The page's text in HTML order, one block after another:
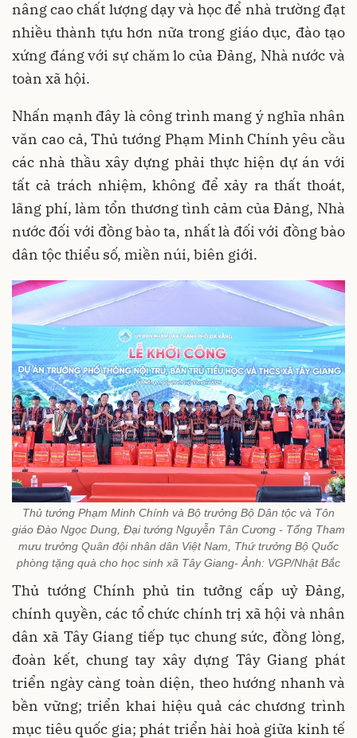
nâng cao chất lượng dạy và học để nhà trường đạt
nhiều thành tựu hơn nữa trong giáo dục, đào tạo
xứng đáng với sự chăm lo của Đảng, Nhà nước và
toàn xã hội.
Nhấn mạnh đây là công trình mang ý nghĩa nhân
văn cao cả, Thủ tướng Phạm Minh Chính yêu cầu
các nhà thầu xây dựng phải thực hiện dự án với
tất cả trách nhiệm, không để xảy ra thất thoát,
lãng phí, làm tổn thương tình cảm của Đảng, Nhà
nước đối với đồng bào ta, nhất là đối với đồng bào
dân tộc thiểu số, miền núi, biên giới.
Thủ tướng Phạm Minh Chính và Bộ trưởng Bộ Dân tộc và Tôn
giáo Đào Ngọc Dung, Đại tướng Nguyễn Tân Cương - Tổng Tham
mưu trưởng Quân đội nhân dân Việt Nam, Thứ trưởng Bộ Quốc
phòng tặng quà cho học sinh xã Tây Giang- Ảnh: VGP/Nhật Bắc
Thủ tướng Chính phủ tin tưởng cấp uỷ Đảng,
chính quyền, các tổ chức chính trị xã hội và nhân
dân xã Tây Giang tiếp tục chung sức, đồng lòng,
đoàn kết, chung tay xây dựng Tây Giang phát
triển ngày càng toàn diện, theo hướng nhanh và
bền vững; triển khai hiệu quả các chương trình
mục tiêu quốc gia; phát triển hài hoà giữa kinh tế